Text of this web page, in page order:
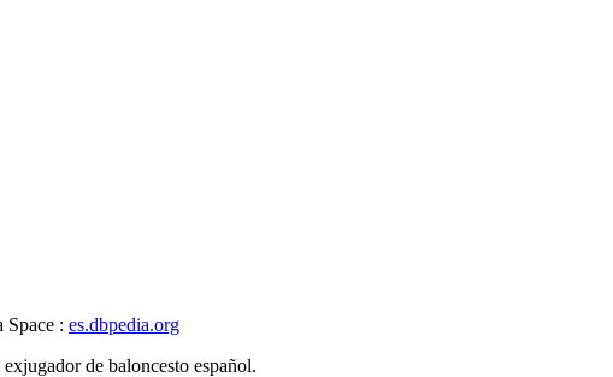
Space : es.dbpedia.org
de baloncesto español.